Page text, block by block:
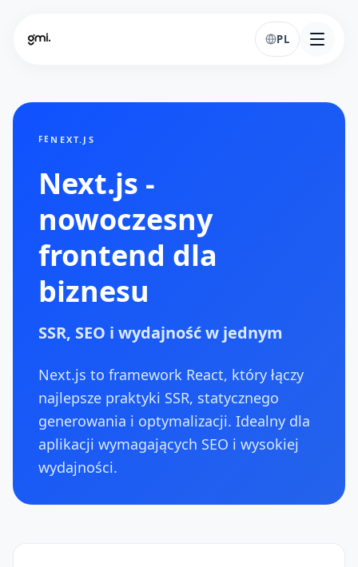
PL
FE NEXT.JS
Next.js -
nowoczesny
frontend dla
biznesu
SSR, SEO i wydajność w jednym
Next.js to framework React, który łączy
najlepsze praktyki SSR, statycznego
generowania i optymalizacji. Idealny dla
aplikacji wymagających SEO i wysokiej
wydajności.